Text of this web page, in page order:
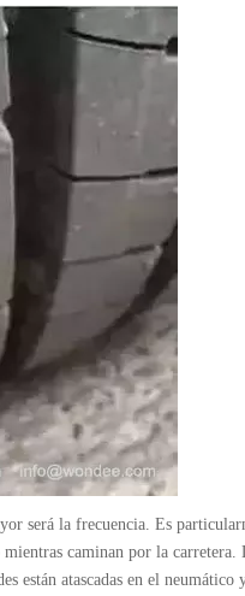
será la frecuencia. Es
caminan por la
están atascadas en el